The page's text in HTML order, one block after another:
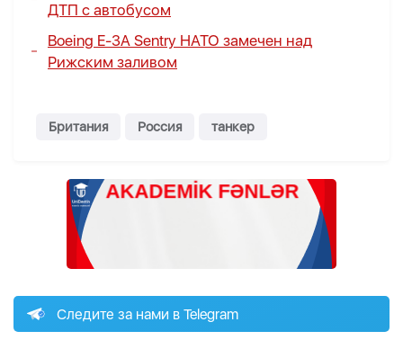
ДТП с автобусом
Boeing E-3A Sentry НАТО замечен над
Рижским заливом
Британия Россия танкер
Следите за нами в Telegram